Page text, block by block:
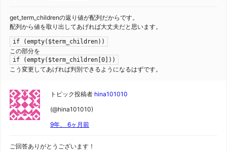
get_term_childrenの返り値が配列だからです。
配列から値を取り出してあげれば大丈夫だと思います。
if (empty($term_children))
この部分を
if (empty($term_children[0]))
こう変更してあげれば判別できるようになるはずです。
トピック投稿者 hina101010
(@hina101010)
9年、 6ヶ月前
ご回答ありがとうございます！